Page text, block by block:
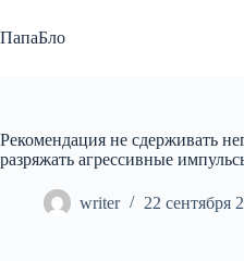
к
сути
ПапаБло
Рекомендация не сдерживать
разряжать агрессивные
writer 22 сентября